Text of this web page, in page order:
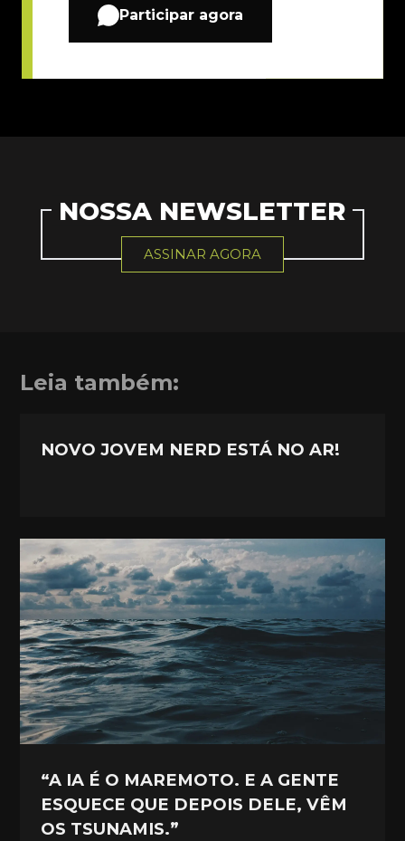
Participar agora
NOSSA NEWSLETTER
ASSINAR AGORA
Leia também:
NOVO JOVEM NERD ESTÁ NO AR!
“A IA É O MAREMOTO. E A GENTE
ESQUECE QUE DEPOIS DELE, VÊM
OS TSUNAMIS.”